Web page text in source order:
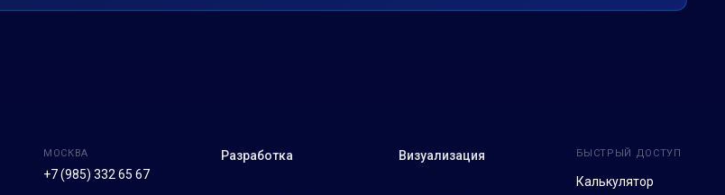
МОСКВА
+7 (985) 332 65 67
Разработка Визуализация БЫСТРЫЙ ДОСТУП
Калькулятор